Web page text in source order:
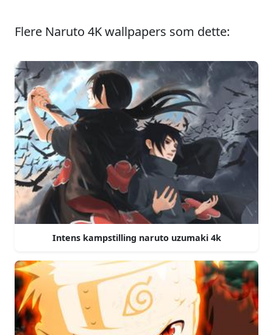
Flere Naruto 4K wallpapers som dette:
Intens kampstilling naruto uzumaki 4k